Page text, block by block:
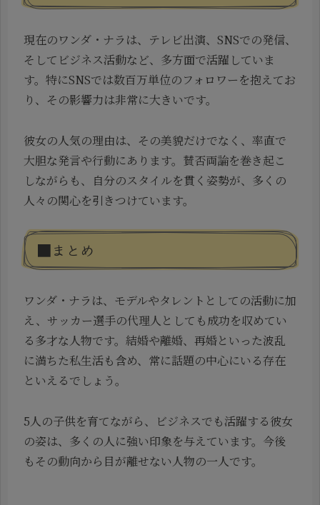
現在のワンダ・ナラは、テレビ出演、SNSでの発信、
そしてビジネス活動など、多方面で活躍していま
す。特にSNSでは数百万単位のフォロワーを抱えてお
り、その影響力は非常に大きいです。
彼女の人気の理由は、その美貌だけでなく、率直で
大胆な発言や行動にあります。賛否両論を巻き起こ
しながらも、自分のスタイルを貫く姿勢が、多くの
人々の関心を引きつけています。
■まとめ
ワンダ・ナラは、モデルやタレントとしての活動に加
え、サッカー選手の代理人としても成功を収めてい
る多才な人物です。結婚や離婚、再婚といった波乱
に満ちた私生活も含め、常に話題の中心にいる存在
といえるでしょう。
5人の子供を育てながら、ビジネスでも活躍する彼女
の姿は、多くの人に強い印象を与えています。今後
もその動向から目が離せない人物の一人です。